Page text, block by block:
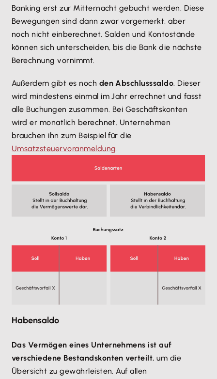
Banking erst zur Mitternacht gebucht werden. Diese
Bewegungen sind dann zwar vorgemerkt, aber
noch nicht einberechnet. Salden und Kontostände
können sich unterscheiden, bis die Bank die nächste
Berechnung vornimmt.
Außerdem gibt es noch den Abschlusssaldo. Dieser
wird mindestens einmal im Jahr errechnet und fasst
alle Buchungen zusammen. Bei Geschäftskonten
wird er monatlich berechnet. Unternehmen
brauchen ihn zum Beispiel für die
Umsatzsteuervoranmeldung.
Habensaldo
Das Vermögen eines Unternehmens ist auf
verschiedene Bestandskonten verteilt, um die
Übersicht zu gewährleisten. Auf allen